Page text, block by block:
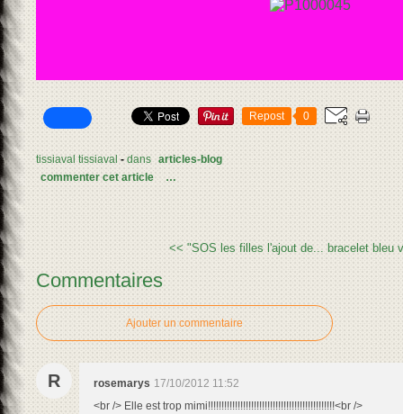
Repost 0
tissiaval tissiaval - dans articles-blog
commenter cet article
…
<< "SOS les filles l'ajout de... bracelet bleu
Commentaires
Ajouter un commentaire
R rosemarys 17/10/2012 11:52
<br /> Elle est trop mimi!!!!!!!!!!!!!!!!!!!!!!!!!!!!!!!!!!!!!!!!!!!!!!!<br />